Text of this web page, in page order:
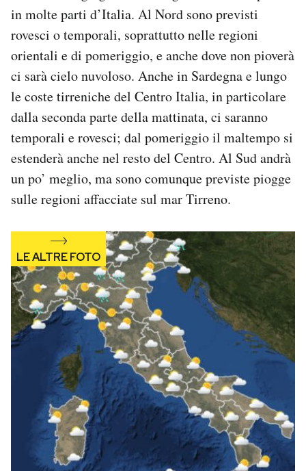
CALENDARIO
AREA PERSONALE
Area Personale
Newsletter
Notifiche mobile
Regala il Post
Hai bisogno di aiuto?
in molte parti d’Italia. Al Nord sono previsti
rovesci o temporali, soprattutto nelle regioni
orientali e di pomeriggio, e anche dove non pioverà
ci sarà cielo nuvoloso. Anche in Sardegna e lungo
le coste tirreniche del Centro Italia, in particolare
dalla seconda parte della mattinata, ci saranno
temporali e rovesci; dal pomeriggio il maltempo si
estenderà anche nel resto del Centro. Al Sud andrà
un po’ meglio, ma sono comunque previste piogge
sulle regioni affacciate sul mar Tirreno.